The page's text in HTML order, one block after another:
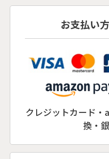
お支払い
クレジットカード
換・